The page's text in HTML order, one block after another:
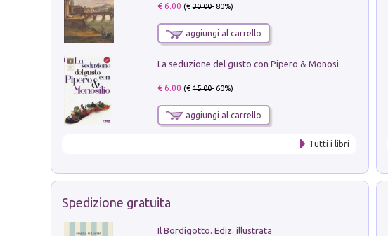
€ 6.00 (€30.00- 80%)
aggiungi al carrello
€ 6.00 (€15.00- 60%)
aggiungi al carrello
Tutti i libri
Spedizione gratuita
Il Bordigotto. Ediz. illustrata